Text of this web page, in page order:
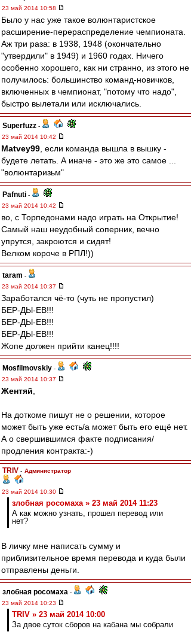
23 май 2014 10:58
Было у нас уже такое волюнтаристское
расширение-перераспределение чемпионата.
Аж три раза: в 1938, 1948 (окончательно
"утвердили" в 1949) и 1960 годах. Ничего
особенно хорошего, как ни странно, из этого не
получилось: большинство команд-новичков,
включенных в чемпионат, "потому что надо",
быстро вылетали или исключались.
Superfuzz -
23 май 2014 10:42
Matvey99 , если команда вышла в вышку -
будете летать. А иначе - это же это самое ...
"волюнтаризьм"
Pafnuti -
23 май 2014 10:42
во, с Торпедонами надо играть на Открытие!
Самый наш неудобный соперник, вечно
упрутся, закроются и сидят!
Велком короче в РПЛ!))
taram -
23 май 2014 10:37
Заработался чё-то (чуть не пропустил)
БЕР-ДЫ-ЕВ!!!
БЕР-ДЫ-ЕВ!!!
БЕР-ДЫ-ЕВ!!!
Жопе должен прийти канец!!!!
Mosfilmovskiy -
23 май 2014 10:37
Жентяй
На доткоме пишут не о решении, которое
может быть уже есть/а может быть его ещё нет.
А о свершившимся факте подписания/
продления контракта:-)
TRIV - Администратор
23 май 2014 10:30
злобная росомаха » 23 май 2014 11:23
А как можно узнать, прошел перевод или
нет?
В личку мне написать сумму и
приблизительное время перевода и куда были
отправлены деньги.
злобная росомаха -
23 май 2014 10:23
TRIV » 23 май 2014 10:00
За двое суток сборов на кабана мы собрали